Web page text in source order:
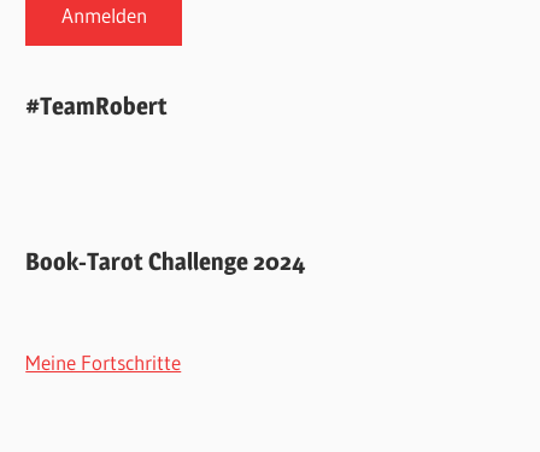
#TeamRobert
Book-Tarot Challenge 2024
Meine Fortschritte